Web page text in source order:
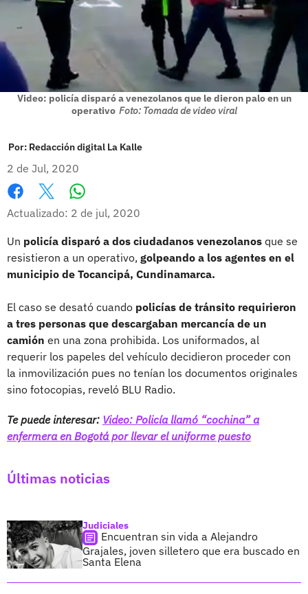
Video: policía disparó a venezolanos que le dieron palo en un
operativo Foto: Tomada de video viral
Por: Redacción digital La Kalle
2 de Jul, 2020
Facebook
X
Actualizado: 2 de jul, 2020
Un policía disparó a dos ciudadanos venezolanos que se
resistieron a un operativo, golpeando a los agentes en el
municipio de Tocancipá, Cundinamarca.
El caso se desató cuando policías de tránsito requirieron
a tres personas que descargaban mercancía de un
camión en una zona prohibida. Los uniformados, al
requerir los papeles del vehículo decidieron proceder con
la inmovilización pues no tenían los documentos originales
sino fotocopias, reveló BLU Radio.
Te puede interesar: Video: Policía llamó “cochina” a
enfermera en Bogotá por llevar el uniforme puesto
Últimas noticias
Judiciales
Encuentran sin vida a Alejandro
Grajales, joven silletero que era buscado en
Santa Elena